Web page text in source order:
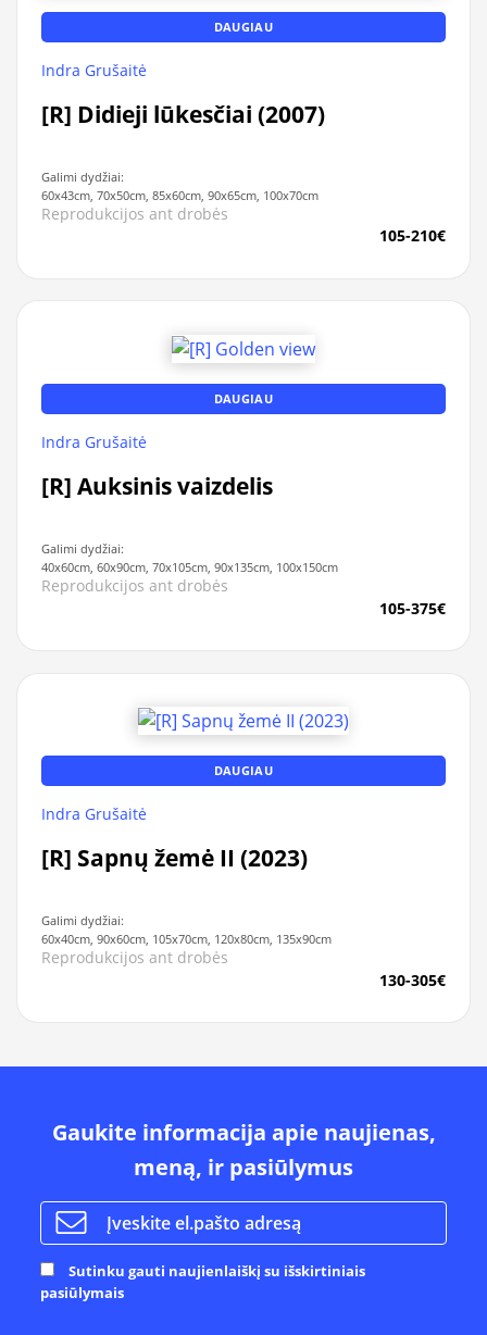
DAUGIAU
Indra Grušaitė
[R] Didieji lūkesčiai (2007)
Galimi dydžiai:
60x43cm, 70x50cm, 85x60cm, 90x65cm, 100x70cm
Reprodukcijos ant drobės
105-210€
DAUGIAU
Indra Grušaitė
[R] Auksinis vaizdelis
Galimi dydžiai:
40x60cm, 60x90cm, 70x105cm, 90x135cm, 100x150cm
Reprodukcijos ant drobės
105-375€
DAUGIAU
Indra Grušaitė
[R] Sapnų žemė II (2023)
Galimi dydžiai:
60x40cm, 90x60cm, 105x70cm, 120x80cm, 135x90cm
Reprodukcijos ant drobės
130-305€
Gaukite informacija apie naujienas,
meną, ir pasiūlymus
Sutinku gauti naujienlaiškį su išskirtiniais
pasiūlymais